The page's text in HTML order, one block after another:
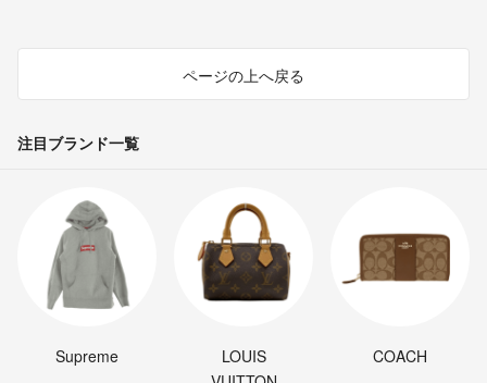
ページの上へ戻る
注目ブランド一覧
Supreme
LOUIS
COACH